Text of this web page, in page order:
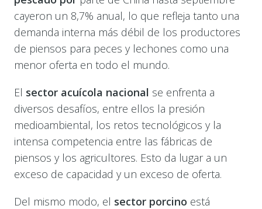
cayeron un 8,7% anual, lo que refleja tanto una
demanda interna más débil de los productores
de piensos para peces y lechones como una
menor oferta en todo el mundo.
El sector acuícola nacional se enfrenta a
diversos desafíos, entre ellos la presión
medioambiental, los retos tecnológicos y la
intensa competencia entre las fábricas de
piensos y los agricultores. Esto da lugar a un
exceso de capacidad y un exceso de oferta.
Del mismo modo, el sector porcino está